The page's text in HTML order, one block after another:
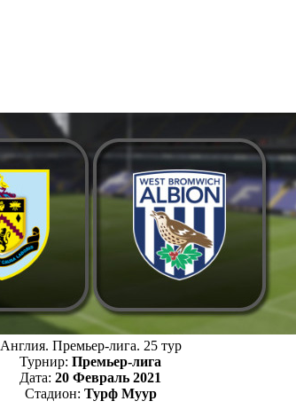
Англия. Премьер-лига. 25 тур
Турнир: Премьер-лига
Дата: 20 Февраль 2021
Стадион: Турф Муур